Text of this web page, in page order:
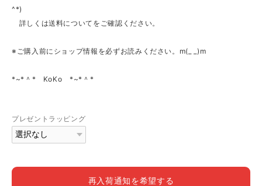
^*)
詳しくは送料についてをご確認ください。
※ご購入前にショップ情報を必ずお読みください。m(_ _)m
*~*＾* KoKo *~*＾*
プレゼントラッピング
再入荷通知を希望する